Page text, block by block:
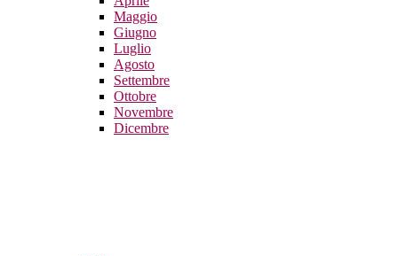
Maggio
Giugno
Luglio
Agosto
Settembre
Ottobre
Novembre
Dicembre